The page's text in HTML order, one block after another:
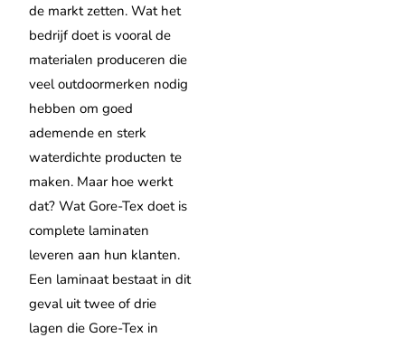
de markt zetten. Wat het
bedrijf doet is vooral de
materialen produceren die
veel outdoormerken nodig
hebben om goed
ademende en sterk
waterdichte producten te
maken. Maar hoe werkt
dat? Wat Gore-Tex doet is
complete laminaten
leveren aan hun klanten.
Een laminaat bestaat in dit
geval uit twee of drie
lagen die Gore-Tex in